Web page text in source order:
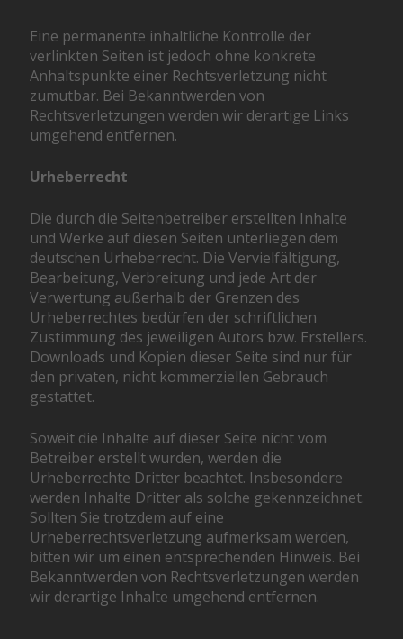
Eine permanente inhaltliche Kontrolle der
verlinkten Seiten ist jedoch ohne konkrete
Anhaltspunkte einer Rechtsverletzung nicht
zumutbar. Bei Bekanntwerden von
Rechtsverletzungen werden wir derartige Links
umgehend entfernen.
Urheberrecht
Die durch die Seitenbetreiber erstellten Inhalte
und Werke auf diesen Seiten unterliegen dem
deutschen Urheberrecht. Die Vervielfältigung,
Bearbeitung, Verbreitung und jede Art der
Verwertung außerhalb der Grenzen des
Urheberrechtes bedürfen der schriftlichen
Zustimmung des jeweiligen Autors bzw. Erstellers.
Downloads und Kopien dieser Seite sind nur für
den privaten, nicht kommerziellen Gebrauch
gestattet.
Soweit die Inhalte auf dieser Seite nicht vom
Betreiber erstellt wurden, werden die
Urheberrechte Dritter beachtet. Insbesondere
werden Inhalte Dritter als solche gekennzeichnet.
Sollten Sie trotzdem auf eine
Urheberrechtsverletzung aufmerksam werden,
bitten wir um einen entsprechenden Hinweis. Bei
Bekanntwerden von Rechtsverletzungen werden
wir derartige Inhalte umgehend entfernen.